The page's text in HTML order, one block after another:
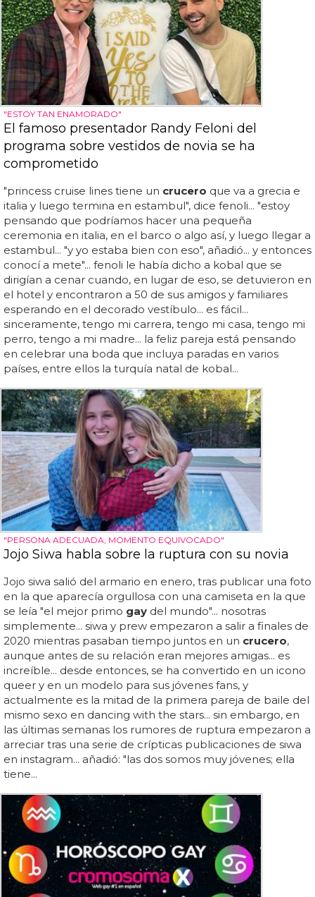
"ESTOY TAN ENAMORADO"
El famoso presentador Randy Feloni del
programa sobre vestidos de novia se ha
comprometido
"princess cruise lines tiene un crucero que va a grecia e
italia y luego termina en estambul", dice fenoli... "estoy
pensando que podríamos hacer una pequeña
ceremonia en italia, en el barco o algo así, y luego llegar a
estambul... "y yo estaba bien con eso", añadió... y entonces
conocí a mete"... fenoli le había dicho a kobal que se
dirigían a cenar cuando, en lugar de eso, se detuvieron en
el hotel y encontraron a 50 de sus amigos y familiares
esperando en el decorado vestíbulo... es fácil...
sinceramente, tengo mi carrera, tengo mi casa, tengo mi
perro, tengo a mi madre... la feliz pareja está pensando
en celebrar una boda que incluya paradas en varios
países, entre ellos la turquía natal de kobal...
"PERSONA ADECUADA, MOMENTO EQUIVOCADO"
Jojo Siwa habla sobre la ruptura con su novia
Jojo siwa salió del armario en enero, tras publicar una foto
en la que aparecía orgullosa con una camiseta en la que
se leía "el mejor primo gay del mundo"... nosotras
simplemente... siwa y prew empezaron a salir a finales de
2020 mientras pasaban tiempo juntos en un crucero,
aunque antes de su relación eran mejores amigas... es
increíble... desde entonces, se ha convertido en un icono
queer y en un modelo para sus jóvenes fans, y
actualmente es la mitad de la primera pareja de baile del
mismo sexo en dancing with the stars... sin embargo, en
las últimas semanas los rumores de ruptura empezaron a
arreciar tras una serie de crípticas publicaciones de siwa
en instagram... añadió: "las dos somos muy jóvenes; ella
tiene...